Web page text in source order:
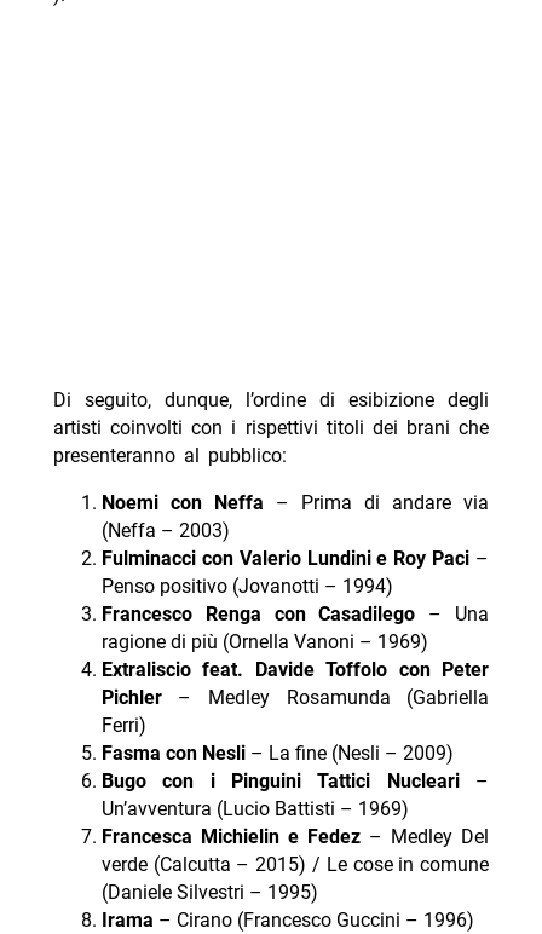
Di seguito, dunque, l’ordine di esibizione degli
artisti coinvolti con i rispettivi titoli dei brani che
presenteranno al pubblico:
Noemi con Neffa – Prima di andare via
(Neffa – 2003)
Fulminacci con Valerio Lundini e Roy Paci –
Penso positivo (Jovanotti – 1994)
Francesco Renga con Casadilego – Una
ragione di più (Ornella Vanoni – 1969)
Extraliscio feat. Davide Toffolo con Peter
Pichler– Medley Rosamunda (Gabriella
Ferri)
Fasma con Nesli– La fine (Nesli – 2009)
Bugo con i Pinguini Tattici Nucleari–
Un’avventura (Lucio Battisti – 1969)
Francesca Michielin e Fedez – Medley Del
verde (Calcutta – 2015) / Le cose in comune
(Daniele Silvestri – 1995)
Irama – Cirano (Francesco Guccini – 1996)